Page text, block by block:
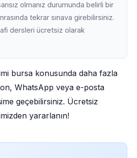
olmanız durumunda belirli bir
tekrar sınava girebilirsiniz.
dersleri ücretsiz olarak
bursa konusunda daha fazla
WhatsApp veya e-posta
geçebilirsiniz. Ücretsiz
yararlanın!